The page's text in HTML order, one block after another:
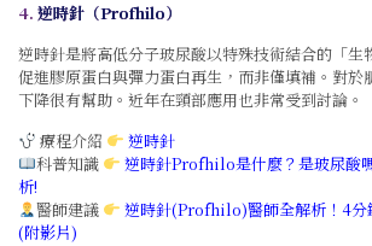
4. 逆時針（Profhilo）
逆時針是將高低分子玻尿酸以特殊技術結合的「生
促進膠原蛋白與彈力蛋白再生，而非僅填補。對於
下降很有幫助。近年在頸部應用也非常受到討論。
療程介紹
逆時針
科普知識
逆時針Profhilo是什麼？是玻尿酸
析!
醫師建議
逆時針(Profhilo)醫師全解析！4分
(附影片)